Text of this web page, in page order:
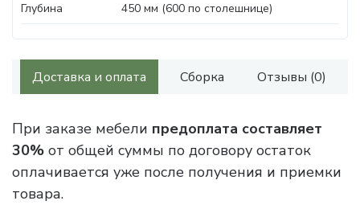
Глубина
450 мм (600 по столешнице)
Доставка и оплата Сборка Отзывы (0)
При заказе мебели предоплата составляет
30% от общей суммы по договору остаток
оплачивается уже после получения и приемки
товара.